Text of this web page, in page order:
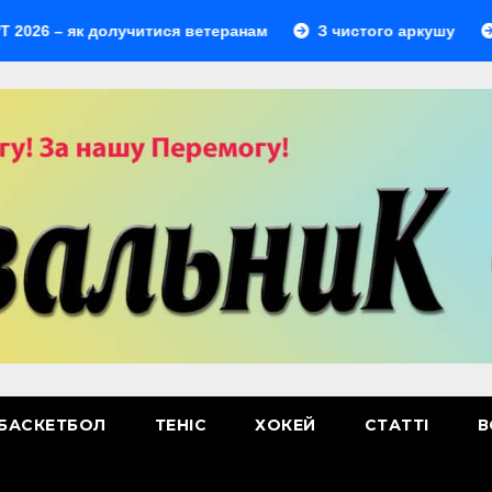
як долучитися ветеранам З чистого аркушу
ТЕНІС ХОКЕЙ СТАТТІ